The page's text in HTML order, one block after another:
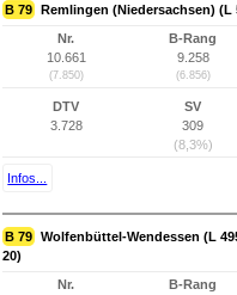
B 79 Remlingen (Niedersachsen) (L
Nr.
10.661
(7.850)
B-Rang
9.258
(6.856)
DTV
3.728
SV
309
(8,3%)
Infos...
B 79 Wolfenbüttel-Wendessen (L
20)
Nr.
B-Rang